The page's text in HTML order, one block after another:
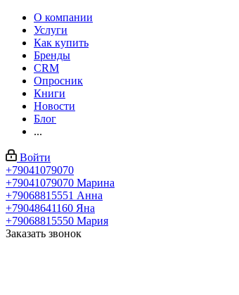
О компании
Услуги
Как купить
Бренды
CRM
Опросник
Книги
Новости
Блог
...
Войти
+79041079070
+79041079070 Марина
+79068815551 Анна
+79048641160 Яна
+79068815550 Мария
Заказать звонок